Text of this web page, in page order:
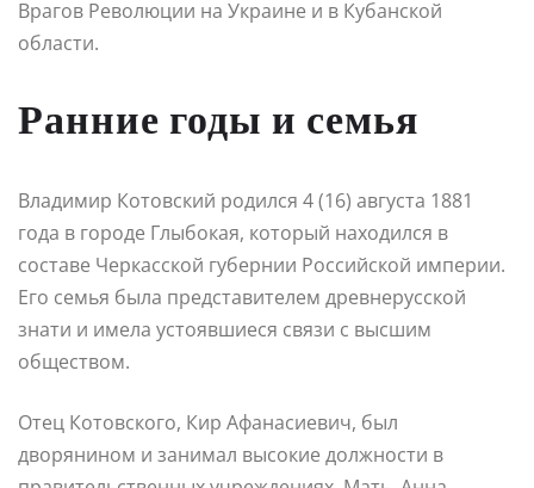
Врагов Революции на Украине и в Кубанской
области.
Ранние годы и семья
Владимир Котовский родился 4 (16) августа 1881
года в городе Глыбокая, который находился в
составе Черкасской губернии Российской империи.
Его семья была представителем древнерусской
знати и имела устоявшиеся связи с высшим
обществом.
Отец Котовского, Кир Афанасиевич, был
дворянином и занимал высокие должности в